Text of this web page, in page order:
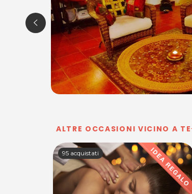
ALTRE OCCASIONI VICINO A TE
43 acquistati